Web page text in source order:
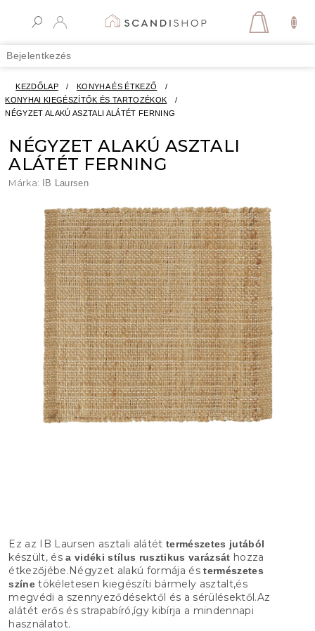
Bejelentkezés
KOSÁR
KEZDŐLAP / KONYHA ÉS ÉTKEZŐ
/
KONYHAI KIEGÉSZÍTŐK ÉS TARTOZÉKOK
/
NÉGYZET ALAKÚ ASZTALI ALÁTÉT FERNING
NÉGYZET ALAKÚ ASZTALI
ALÁTÉT FERNING
Márka: IB Laursen
Ez az IB Laursen asztali alátét természetes jutából
készült, ésa vidéki stílus rusztikus varázsát hozza
étkezőjébe.Négyzet alakú formája éstermészetes
színetökéletesen kiegészíti bármely asztalt,és
megvédi a szennyeződésektől és a sérülésektől.Az
alátét erős és strapabíró,így kibírja a mindennapi
használatot.